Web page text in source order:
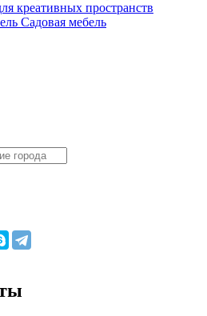
креативных пространств
Садовая мебель